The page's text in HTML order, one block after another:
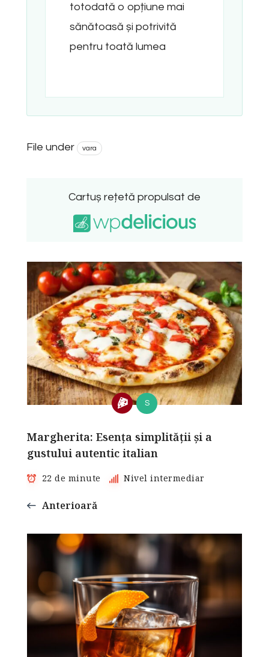
totodată o opțiune mai
sănătoasă și potrivită
pentru toată lumea
File under vara
Cartuș rețetă propulsat de
S
Margherita: Esența simplității și a
gustului autentic italian
22 de minute Nivel intermediar
Anterioară